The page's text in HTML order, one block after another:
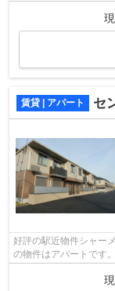
賃貸 | アパート セ
好評の駅近物件シャー
の物件はアパートです
適に使えるWi-Fi対応（